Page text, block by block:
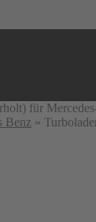
für
Benz »